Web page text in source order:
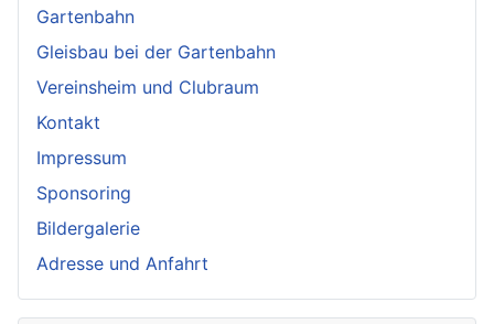
Gartenbahn
Gleisbau bei der Gartenbahn
Vereinsheim und Clubraum
Kontakt
Impressum
Sponsoring
Bildergalerie
Adresse und Anfahrt